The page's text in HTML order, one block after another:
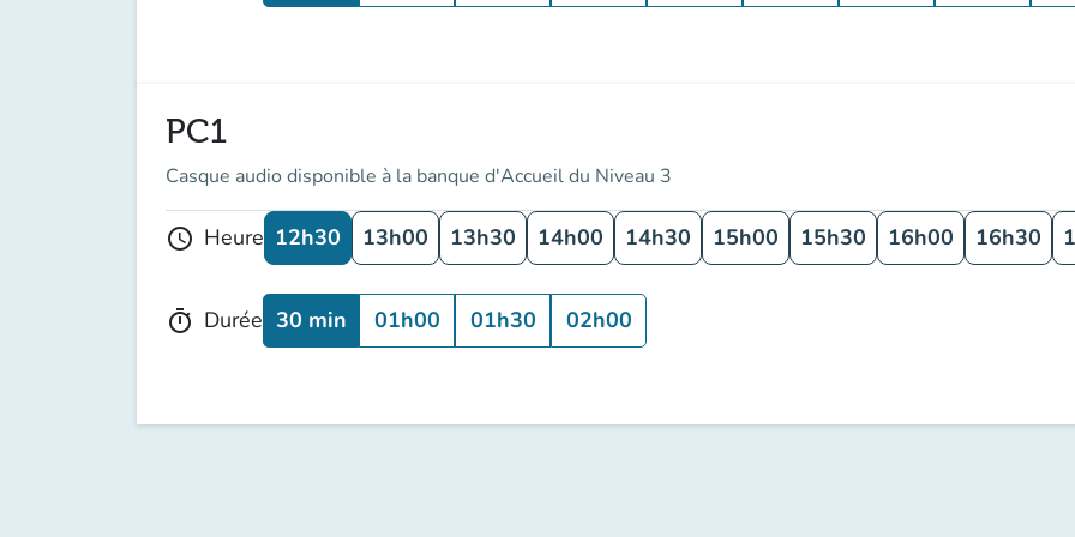
PC1
Casque audio disponible à la banque d'Accueil du Niveau 3
schedule Heure 12h30 13h00 13h30 14h00 14h30 15h00 15h30 16h00 16h30
timer Durée 30 min 01h00 01h30 02h00